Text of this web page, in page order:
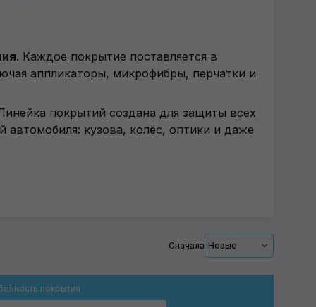
. Каждое покрытие поставляется в
аппликаторы, микрофибры, перчатки и
покрытий создана для защиты всех
автомобиля: кузова, колёс, оптики и даже
Сначала Новые
покрытия